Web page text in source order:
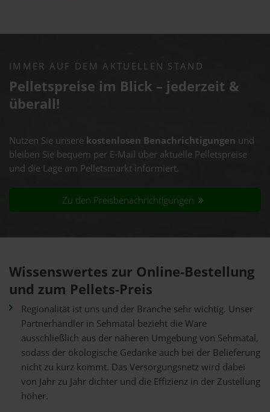
IMMER AUF DEM AKTUELLEN STAND
Pelletspreise im Blick – jederzeit &
überall!
Nutzen Sie unsere kostenlosen Benachrichtigungen und
bleiben Sie bequem per E-Mail über aktuelle Pelletspreise
und die Lage am Pelletsmarkt informiert.
Zu den Preisbenachrichtigungen
Wissenswertes zur Online-Bestellung
und zum Pellets-Preis
Regionalität ist uns und der Branche sehr wichtig. Unser
Partnerhändler in Sehmatal bezieht die Ware
ausschließlich aus der näheren Umgebung von Sehmatal,
sodass der ökologische Gedanke auch bei der Belieferung
nicht zu kurz kommt. Das Versorgungsnetz wird dabei
von Jahr zu Jahr dichter und die Effizienz in der Zustellung
höher.